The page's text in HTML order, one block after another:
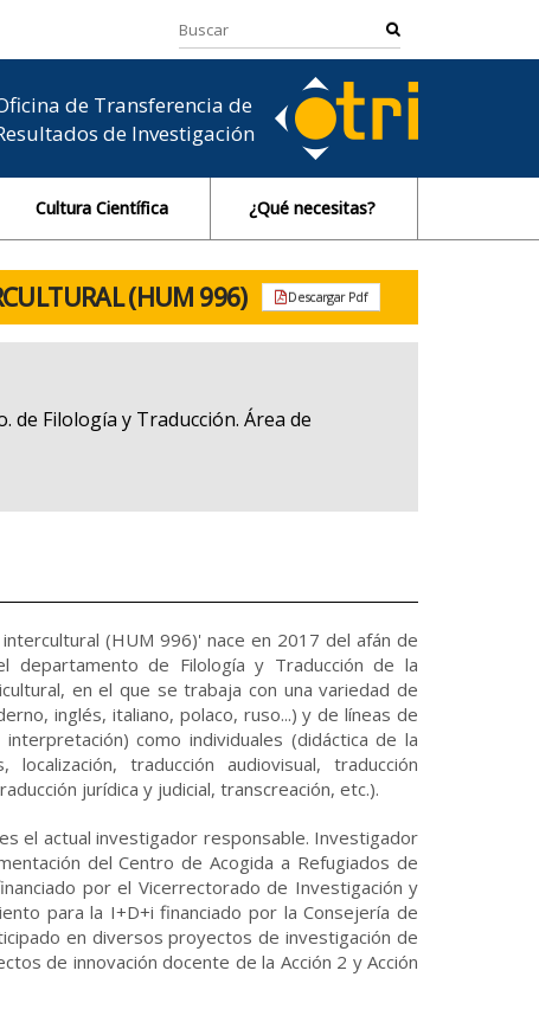
de Transferencia de
de Investigación
Cultura Científica ¿Qué necesitas?
(HUM 996) Descargar Pdf
de Filología y Traducción. Área de
(HUM 996)' nace en 2017 del afán de
departamento de Filología y Traducción de la
en el que se trabaja con una variedad de
inglés, italiano, polaco, ruso...) y de líneas de
como individuales (didáctica de la
traducción audiovisual, traducción
jurídica y judicial, transcreación, etc.).
el actual investigador responsable. Investigador
del Centro de Acogida a Refugiados de
por el Vicerrectorado de Investigación y
para la I+D+i financiado por la Consejería de
en diversos proyectos de investigación de
de innovación docente de la Acción 2 y Acción